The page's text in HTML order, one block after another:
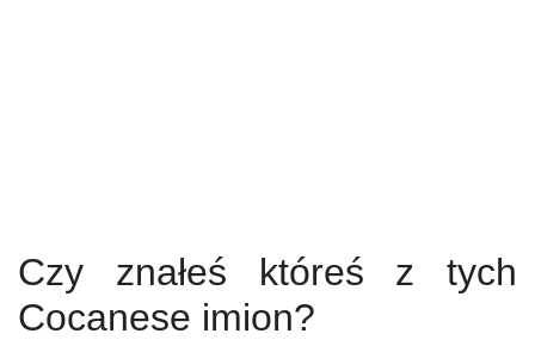
Czy znałeś któreś z tych
Cocanese imion?